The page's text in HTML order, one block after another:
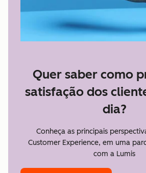
Quer saber como
satisfação dos
dia?
Conheça as principais
Customer Experience, em uma
com a Lumis